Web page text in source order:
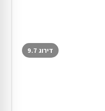
דירוג 9.7